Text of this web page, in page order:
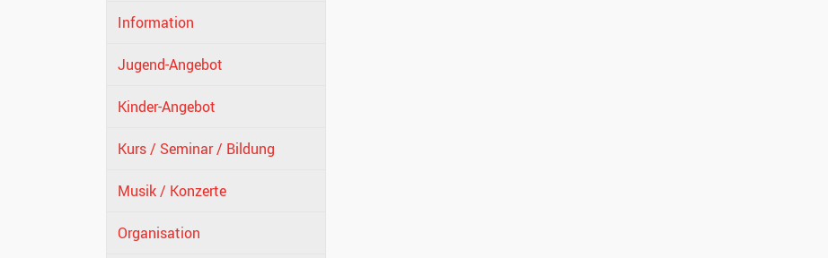
Information
Jugend-Angebot
Kinder-Angebot
Kurs / Seminar / Bildung
Musik / Konzerte
Organisation